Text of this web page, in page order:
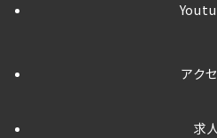
アク
求